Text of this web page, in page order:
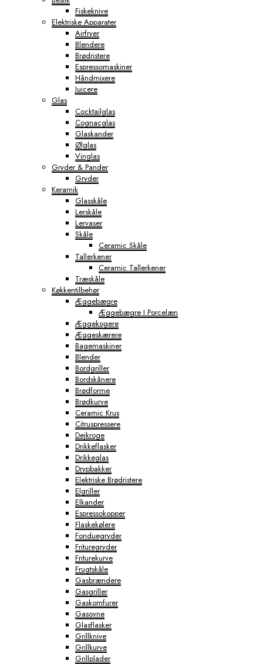
Fiskeknive
Elektriske Apparater
Airfryer
Blendere
Brødristere
Espressomaskiner
Håndmixere
Juicere
Glas
Cocktailglas
Cognacglas
Glaskander
Ølglas
Vinglas
Gryder & Pander
Gryder
Keramik
Glasskåle
Lerskåle
Lervaser
Skåle
Ceramic Skåle
Tallerkener
Ceramic Tallerkener
Træskåle
Køkkentilbehør
Æggebægre
Æggebægre I Porcelæn
Æggekogere
Æggeskærere
Bagemaskiner
Blender
Bordgriller
Bordskånere
Brødforme
Brødkurve
Ceramic Krus
Citruspressere
Dejkroge
Drikkeflasker
Drikkeglas
Drypbakker
Elektriske Brødristere
Elgriller
Elkander
Espressokopper
Flaskekølere
Fonduegryder
Frituregryder
Friturekurve
Frugtskåle
Gasbrændere
Gasgriller
Gaskomfurer
Gasovne
Glasflasker
Grillknive
Grillkurve
Grillplader